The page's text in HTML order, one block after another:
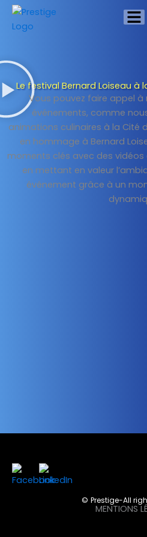
Skip
content
Le festival Bernard Loiseau à
Vous pouvez faire appel à
événements, comme
animations culinaires à la Cité
en hommage à Bernard
moments clés avec des
en mettant en valeur
événement grâce à un
©Prestige-All
MENTIONS